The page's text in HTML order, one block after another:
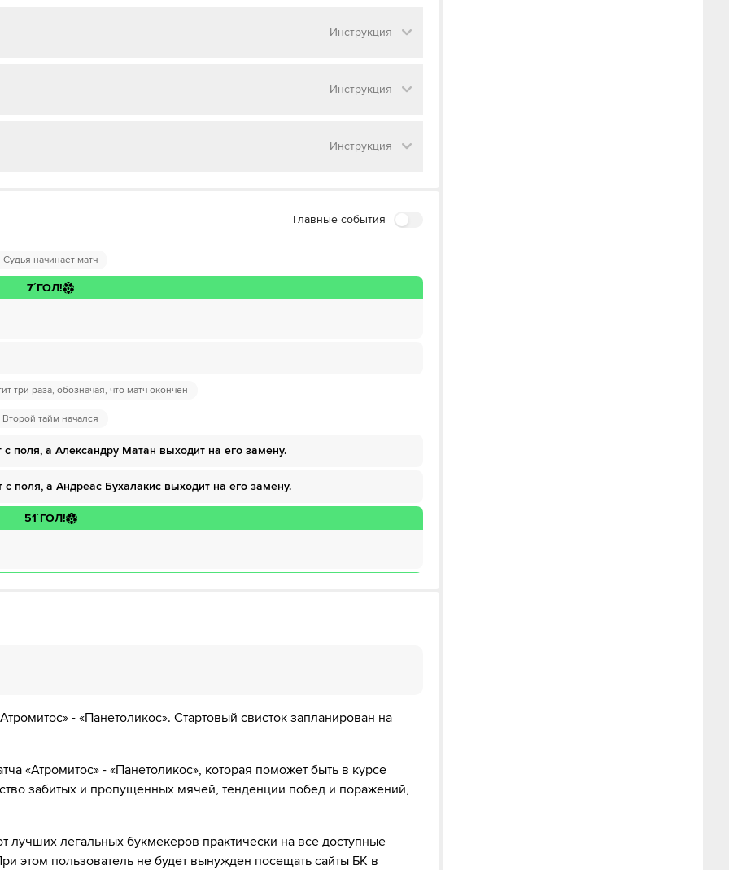
Инструкция
Инструкция
НТВ ПЛЮС»
качестве в течение 7-и дней всего за 1₽
отвязать карту для последующего списания в течение 7 дней.
Инструкция
ТВ»
качестве в течение 7-и дней всего за 1₽
отвязать карту для последующего списания в течение 7 дней.
Главные события
Судья начинает матч
7´ГОЛ!
три раза, обозначая, что матч окончен
Второй тайм начался
поля, а Александру Матан выходит на его замену.
поля, а Андреас Бухалакис выходит на его замену.
51´ГОЛ!
забивает с точки!
него
вместо него
- «Панетоликос». Стартовый свисток запланирован на
«Атромитос» - «Панетоликос», которая поможет быть в курсе
забитых и пропущенных мячей, тенденции побед и поражений,
лучших легальных букмекеров практически на все доступные
этом пользователь не будет вынужден посещать сайты БК в